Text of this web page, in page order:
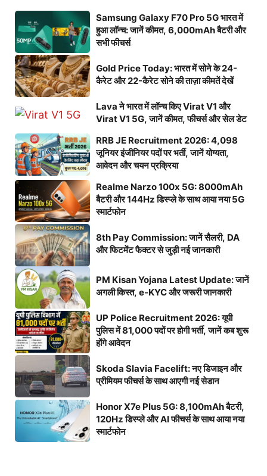
Samsung Galaxy F70 Pro 5G भारत में
हुआ लॉन्च: जानें कीमत, 6,000mAh बैटरी और
सभी फीचर्स
Gold Price Today: भारत में सोने के 24-
कैरेट और 22-कैरेट सोने की ताज़ा कीमतें देखें
Lava ने भारत में लॉन्च किए Virat V1 और
Virat V1 5G, जानें कीमत, फीचर्स और सेल डेट
RRB JE Recruitment 2026: 4,098
जूनियर इंजीनियर पदों पर भर्ती, जानें योग्यता,
आवेदन और चयन प्रक्रिया
Realme Narzo 100x 5G: 8000mAh
बैटरी और 144Hz डिस्प्ले के साथ आया नया 5G
स्मार्टफोन
8th Pay Commission: जानें सैलरी, DA
और फिटमेंट फैक्टर से जुड़ी नई जानकारी
PM Kisan Yojana Latest Update: जानें
अगली किस्त, e-KYC और जरूरी जानकारी
UP Police Recruitment 2026: यूपी
पुलिस में 81,000 पदों पर होगी भर्ती, जानें कब शुरू
होंगे आवेदन
Skoda Slavia Facelift: नए डिजाइन और
प्रीमियम फीचर्स के साथ आएगी नई सेडान
Honor X7e Plus 5G: 8,100mAh बैटरी,
120Hz डिस्प्ले और AI फीचर्स के साथ आया नया
स्मार्टफोन